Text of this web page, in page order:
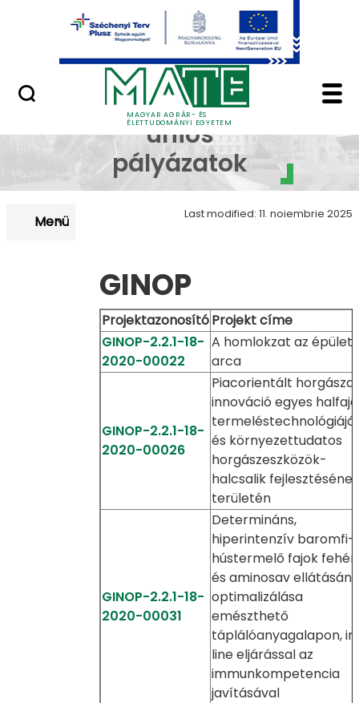
Skip to Main Content
MAGYAR AGRÁR- ÉS
ÉLETTUDOMÁNYI EGYETEM
Uniós pályázatok
Nemzetközi pályázatok
Uniós Megvalósított
uniós
pályázatok
Menü Last modified: 11. noiembrie 2025
GINOP
ProjektazonosítóProjekt címe
GINOP-2.2.1-18-
2020-00022
A homlokzat az épület
arca
GINOP-2.2.1-18-
2020-00026
Piacorientált
innováció egyes
és környezettudatos
horgászeszközök-
halcsalik fejlesztésének
területén
GINOP-2.2.1-18-
2020-00031
Determináns,
hiperintenzív baromfi-
hústermelő fajok
és aminosav
optimalizálása
emészthető
táplálóanyagalapon, in
line eljárással az
immunkompetencia
javításával